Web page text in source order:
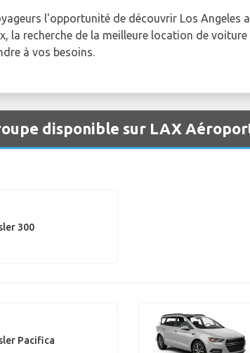
l'opportunité de découvrir Los Angeles
la recherche de la meilleure location de
à vos besoins.
disponible sur LAX
300
Pacifica